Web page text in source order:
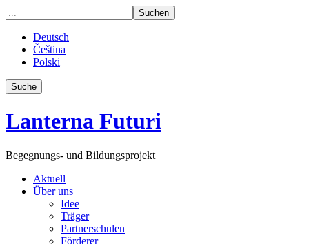
Deutsch
Čeština
Polski
Suche
Lanterna Futuri
Begegnungs- und Bildungsprojekt
Aktuell
Über uns
Idee
Träger
Partnerschulen
Förderer